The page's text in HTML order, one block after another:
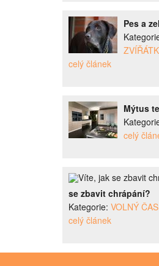
Pes a
celý článek
Mýtus
celý
se zbavit chrápání?
Kategorie: VOLNÝ ČAS
celý článek